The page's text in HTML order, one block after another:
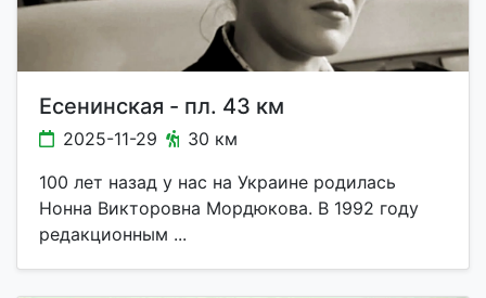
Есенинская - пл. 43 км
2025-11-29
30 км
100 лет назад у нас на Украине родилась
Нонна Викторовна Мордюкова. В 1992 году
редакционным ...